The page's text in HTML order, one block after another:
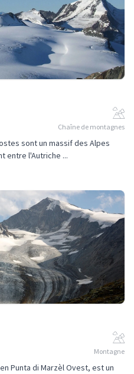
Chaîne de montagnes
sont un massif des Alpes
entre l'Autriche ...
Montagne
Punta di Marzèl Ovest, est un